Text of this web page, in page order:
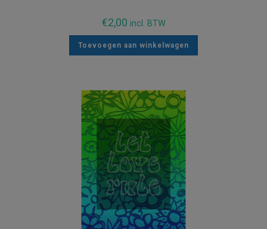
€2,00 incl. BTW
Toevoegen aan winkelwagen